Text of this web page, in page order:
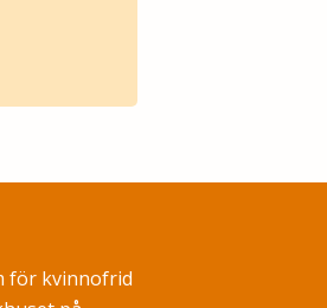
för kvinnofrid